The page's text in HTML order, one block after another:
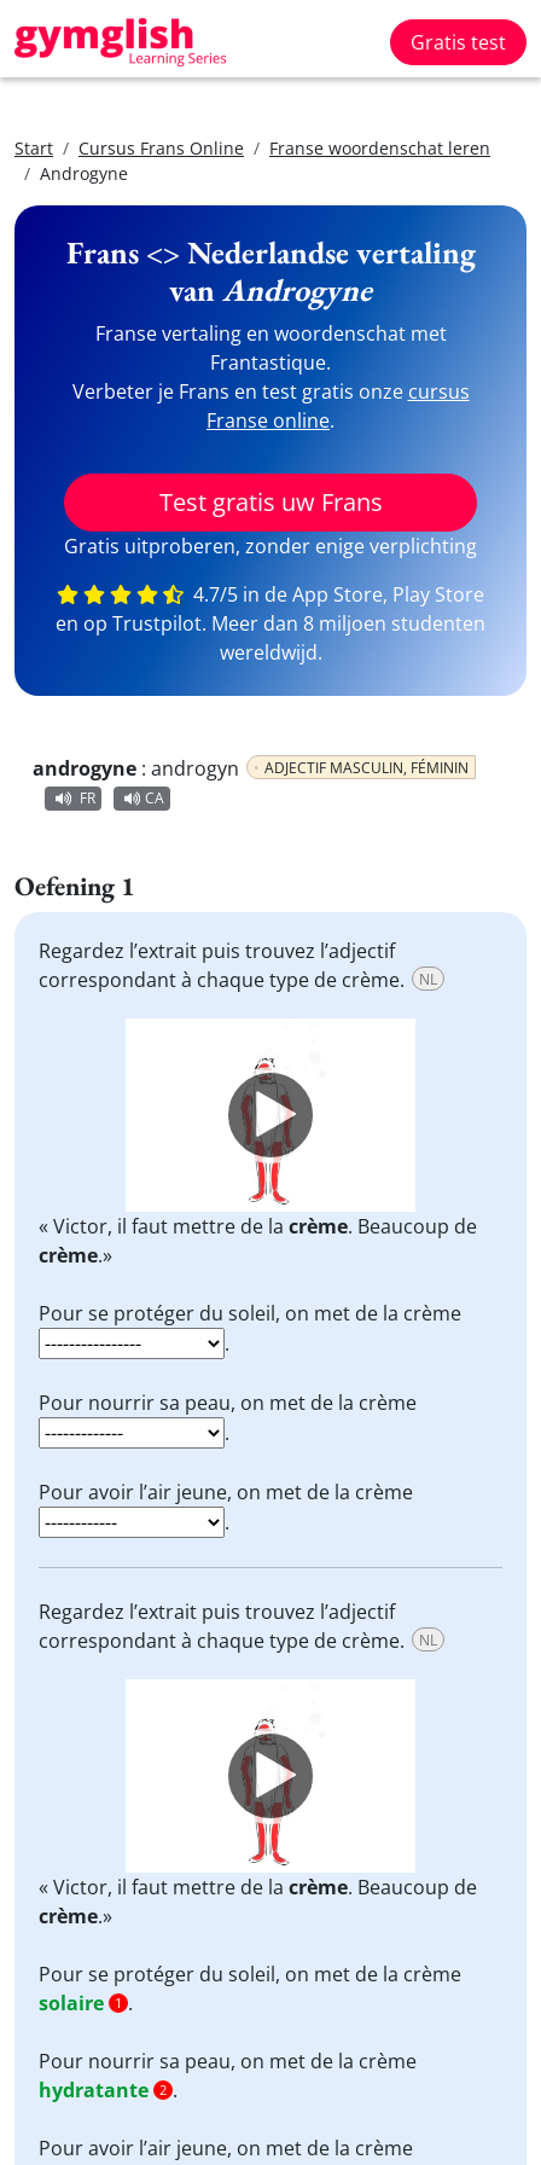
Gratis test
Start Cursus Frans Online
Franse woordenschat leren
Androgyne
Frans <> Nederlandse vertaling
vanAndrogyne
Franse vertaling en woordenschat met
Frantastique.
Verbeter je Frans en test gratis onze cursus
Franse online.
Test gratis uw Frans
Gratis uitproberen, zonder enige verplichting
4.7/5 in de App Store, Play Store
en op Trustpilot. Meer dan 8 miljoen studenten
wereldwijd.
androgyne : androgyn
ADJECTIF MASCULIN, FÉMININ
FR
CA
Oefening 1
Regardez l’extrait puis trouvez l’adjectif
correspondant à chaque type de crème.
NL
« Victor, il faut mettre de la crème. Beaucoup de
crème.»
Pour se protéger du soleil, on met de la crème
.
Pour nourrir sa peau, on met de la crème
.
Pour avoir l’air jeune, on met de la crème
.
Regardez l’extrait puis trouvez l’adjectif
correspondant à chaque type de crème.
NL
« Victor, il faut mettre de la crème. Beaucoup de
crème.»
Pour se protéger du soleil, on met de la crème
solaire
1 .
Pour nourrir sa peau, on met de la crème
hydratante 2 .
Pour avoir l’air jeune, on met de la crème